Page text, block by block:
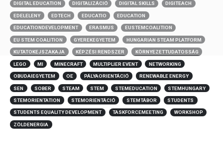
DIGITAL EDUCATION DIGITALIZÁCIÓ DIGITAL SKILLS DIGITEACH
EDELELENY EDTECH EDUCATIO EDUCATION
EDUCATIONDEVELOPMENT ERASMUS EUSTEMCOALITION
EU STEM COALITION GYEREKEGYETEM HUNGARIAN STEAM PLATFORM
KUTATOKEJSZAKAJA KÉPZÉSI RENDSZER KÖRNYEZETTUDATOSSÁG
LEGO MI MINECRAFT MULTIPLIER EVENT NETWORKING
OBUDAIEGYETEM OE PÁLYAORIENTÁCIÓ RENEWABLE ENERGY
SEN SOBER STEAM STEM STEMEDUCATION STEMHUNGARY
STEMORIENTATION STEMORIENTÁCIÓ STEMTÁBOR STUDENTS
STUDENTS EQUALITY DEVELOPMENT TASKFORCEMEETING WORKSHOP
ZÖLDENERGIA